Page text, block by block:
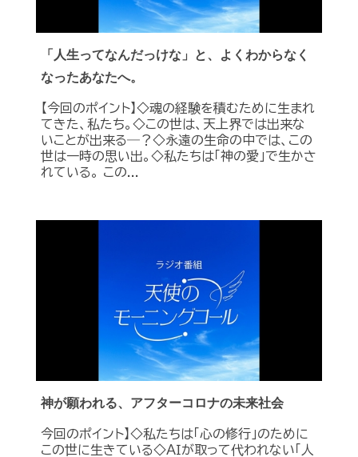
「人生ってなんだっけな」と、よくわからなく
なったあなたへ。
【今回のポイント】◇魂の経験を積むために生まれ
てきた、私たち。◇この世は、天上界では出来な
いことが出来る―？◇永遠の生命の中では、この
世は一時の思い出。◇私たちは「神の愛」で生かさ
れている。 この...
神が願われる、アフターコロナの未来社会
今回のポイント】◇私たちは「心の修行」のために
この世に生きている◇ＡＩが取って代われない「人